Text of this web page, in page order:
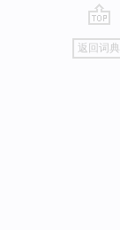
go
top
返回词典